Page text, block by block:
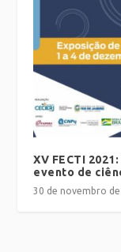
XV FECTI
evento de
30 de novembro de